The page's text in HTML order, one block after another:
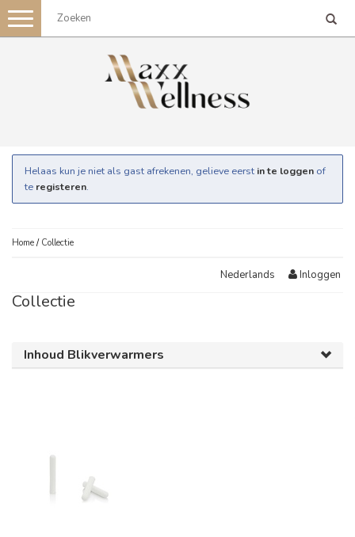
Toggle
navigation
Helaas kun je niet als gast afrekenen, gelieve eerst in te loggen of
te registeren.
Home / Collectie
Nederlands Inloggen
Collectie
Inhoud Blikverwarmers